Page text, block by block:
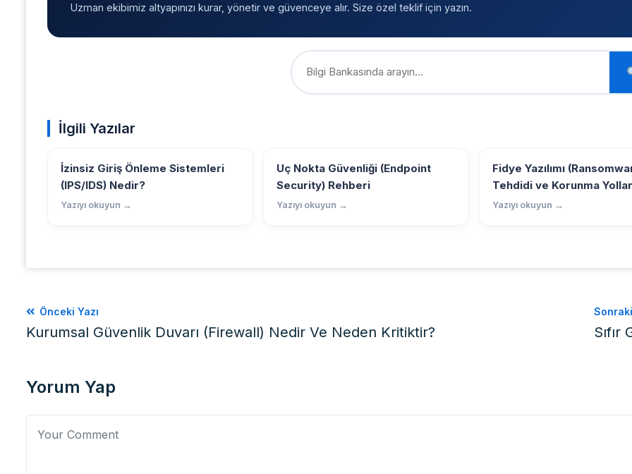
Uzman ekibimiz altyapınızı kurar, yönetir ve güvenceye alır. Size özel teklif için yazın.
İlgili Yazılar
İzinsiz Giriş Önleme Sistemleri
(IPS/IDS) Nedir?
Yazıyı okuyun →
Uç Nokta Güvenliği (Endpoint
Security) Rehberi
Yazıyı okuyun →
Fidye Yazılımı
Tehdidi ve Korunma
Yazıyı okuyun →
Önceki Yazı
Kurumsal Güvenlik Duvarı (Firewall) Nedir Ve Neden Kritiktir?
Yorum Yap